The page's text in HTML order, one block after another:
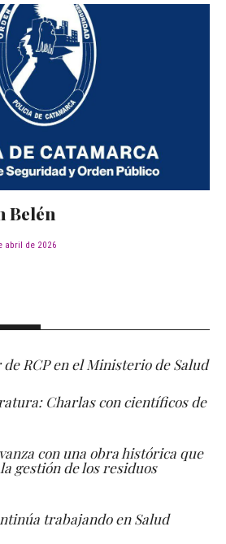
Belén
abril de 2026
RCP en el Ministerio de Salud
Charlas con científicos de
con una obra histórica que
gestión de los residuos
trabajando en Salud